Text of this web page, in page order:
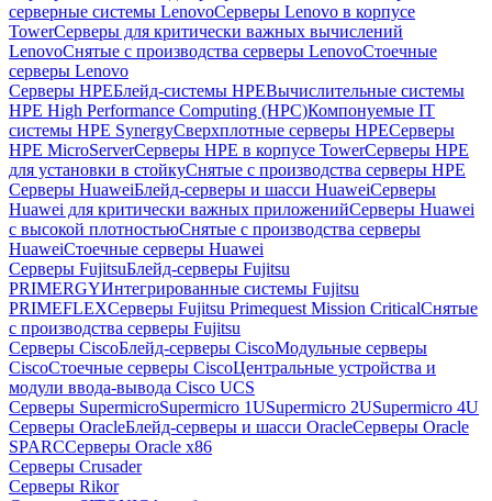
серверные системы LenovoСерверы Lenovo в корпусе
TowerСерверы для критически важных вычислений
LenovoСнятые с производства серверы LenovoСтоечные
серверы Lenovo
Серверы HPEБлейд-системы HPEВычислительные системы
HPE High Performance Computing (HPC)Компонуемые IT
системы HPE SynergyСверхплотные серверы HPEСерверы
HPE MicroServerСерверы HPE в корпусе TowerСерверы HPE
для установки в стойкуСнятые с производства серверы HPE
Серверы HuaweiБлейд-серверы и шасси HuaweiСерверы
Huawei для критически важных приложенийСерверы Huawei
с высокой плотностьюСнятые с производства серверы
HuaweiСтоечные серверы Huawei
Серверы FujitsuБлейд-серверы Fujitsu
PRIMERGYИнтегрированные системы Fujitsu
PRIMEFLEXСерверы Fujitsu Primequest Mission CriticalСнятые
с производства серверы Fujitsu
Серверы CiscoБлейд-серверы CiscoМодульные серверы
CiscoСтоечные серверы CiscoЦентральные устройства и
модули ввода-вывода Cisco UCS
Серверы SupermicroSupermicro 1USupermicro 2USupermicro 4U
Серверы OracleБлейд-серверы и шасси OracleСерверы Oracle
SPARCСерверы Oracle x86
Серверы Crusader
Серверы Rikor